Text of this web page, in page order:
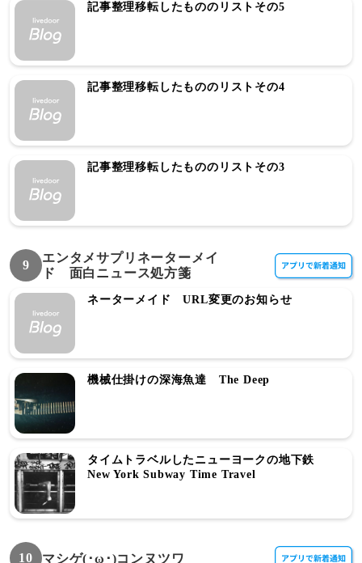
記事整理移転したもののリストその5
記事整理移転したもののリストその4
記事整理移転したもののリストその3
9
エンタメサプリネーターメイ
ド 面白ニュース処方箋
ネーターメイド URL変更のお知らせ
機械仕掛けの深海魚達 The Deep
タイムトラベルしたニューヨークの地下鉄
New York Subway Time Travel
10 マシゲ(･ω･)コンヌツワ